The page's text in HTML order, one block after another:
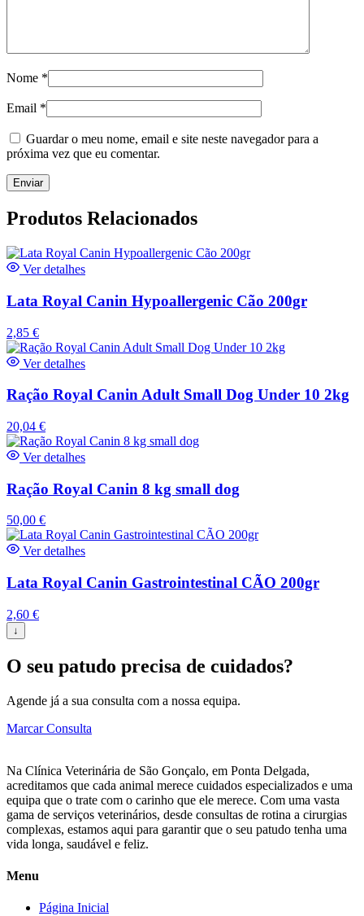
Nome *
Email *
Guardar o meu nome, email e site neste navegador para a
próxima vez que eu comentar.
Produtos Relacionados
Ver detalhes
Lata Royal Canin Hypoallergenic Cão 200gr
2,85 €
Ver detalhes
Ração Royal Canin Adult Small Dog Under 10 2kg
20,04 €
Ver detalhes
Ração Royal Canin 8 kg small dog
50,00 €
Ver detalhes
Lata Royal Canin Gastrointestinal CÃO 200gr
2,60 €
↓
O seu patudo precisa de cuidados?
Agende já a sua consulta com a nossa equipa.
Marcar Consulta
Na Clínica Veterinária de São Gonçalo, em Ponta Delgada,
acreditamos que cada animal merece cuidados especializados e uma
equipa que o trate com o carinho que ele merece. Com uma vasta
gama de serviços veterinários, desde consultas de rotina a cirurgias
complexas, estamos aqui para garantir que o seu patudo tenha uma
vida longa, saudável e feliz.
Menu
Página Inicial